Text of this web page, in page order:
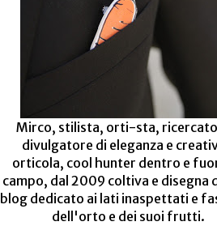
Mirco, stilista, orti-sta,
divulgatore di eleganza e
orticola, cool hunter dentro e
campo, dal 2009 coltiva e disegna
blog dedicato ai lati inaspettati e
dell'orto e dei suoi frutti.